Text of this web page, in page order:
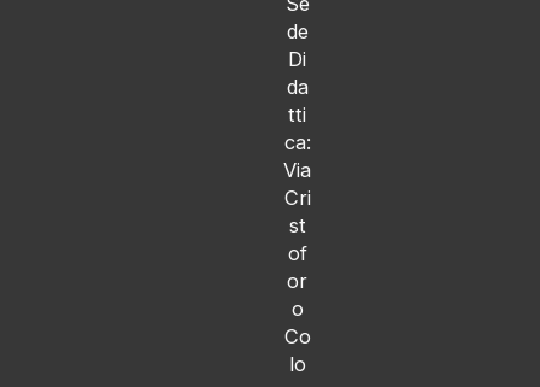
de
Di
da
tti
ca:
Via
Cri
st
of
or
o
Co
lo